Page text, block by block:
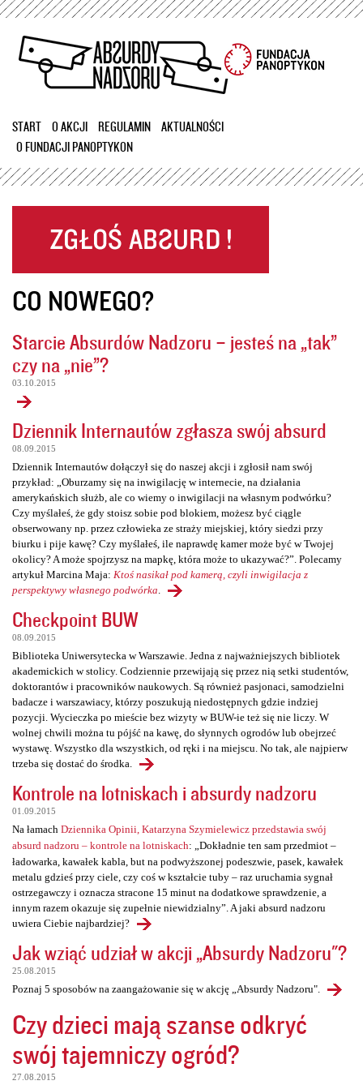
Przejdź
treści
START O AKCJI REGULAMIN
AKTUALNOŚCI
O FUNDACJI PANOPTYKON
CO NOWEGO?
Starcie Absurdów Nadzoru – jesteś na „tak”
czy na „nie”?
03.10.2015
Dziennik Internautów zgłasza swój absurd
08.09.2015
Dziennik Internautów dołączył się do naszej akcji i zgłosił nam swój
przykład: „Oburzamy się na inwigilację w internecie, na działania
amerykańskich służb, ale co wiemy o inwigilacji na własnym podwórku?
Czy myślałeś, że gdy stoisz sobie pod blokiem, możesz być ciągle
obserwowany np. przez człowieka ze straży miejskiej, który siedzi przy
biurku i pije kawę? Czy myślałeś, ile naprawdę kamer może być w Twojej
okolicy? A może spojrzysz na mapkę, która może to ukazywać?”. Polecamy
artykuł Marcina Maja: Ktoś nasikał pod kamerą, czyli inwigilacja z
perspektywy własnego podwórka
Checkpoint BUW
08.09.2015
Biblioteka Uniwersytecka w Warszawie. Jedna z najważniejszych bibliotek
akademickich w stolicy. Codziennie przewijają się przez nią setki studentów,
doktorantów i pracowników naukowych. Są również pasjonaci, samodzielni
badacze i warszawiacy, którzy poszukują niedostępnych gdzie indziej
pozycji. Wycieczka po mieście bez wizyty w BUW-ie też się nie liczy. W
wolnej chwili można tu pójść na kawę, do słynnych ogrodów lub obejrzeć
wystawę. Wszystko dla wszystkich, od ręki i na miejscu. No tak, ale najpierw
trzeba się dostać do środka.
Kontrole na lotniskach i absurdy nadzoru
01.09.2015
Na łamach Dziennika Opinii, Katarzyna Szymielewicz przedstawia swój
absurd nadzoru – kontrole na lotniskach: „Dokładnie ten sam przedmiot –
ładowarka, kawałek kabla, but na podwyższonej podeszwie, pasek, kawałek
metalu gdzieś przy ciele, czy coś w kształcie tuby – raz uruchamia sygnał
ostrzegawczy i oznacza stracone 15 minut na dodatkowe sprawdzenie, a
innym razem okazuje się zupełnie niewidzialny”. A jaki absurd nadzoru
uwiera Ciebie najbardziej?
Jak wziąć udział w akcji „Absurdy Nadzoru"?
25.08.2015
Poznaj 5 sposobów na zaangażowanie się w akcję „Absurdy Nadzoru".
Czy dzieci mają szanse odkryć
swój tajemniczy ogród?
27.08.2015